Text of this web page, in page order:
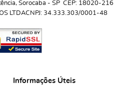
Sorocaba - SP CEP: 18020-216
LTDACNPJ: 34.333.303/0001-48
Informações Úteis